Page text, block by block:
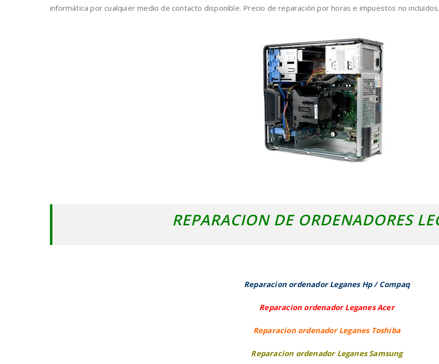
informática por cualquier medio de contacto disponible. Precio de reparación por horas e impuestos no incluidos.
REPARACION DE ORDENADORES
Reparacion ordenador Leganes Hp / Compaq
Reparacion ordenador Leganes Acer
Reparacion ordenador Leganes Toshiba
Reparacion ordenador Leganes Samsung